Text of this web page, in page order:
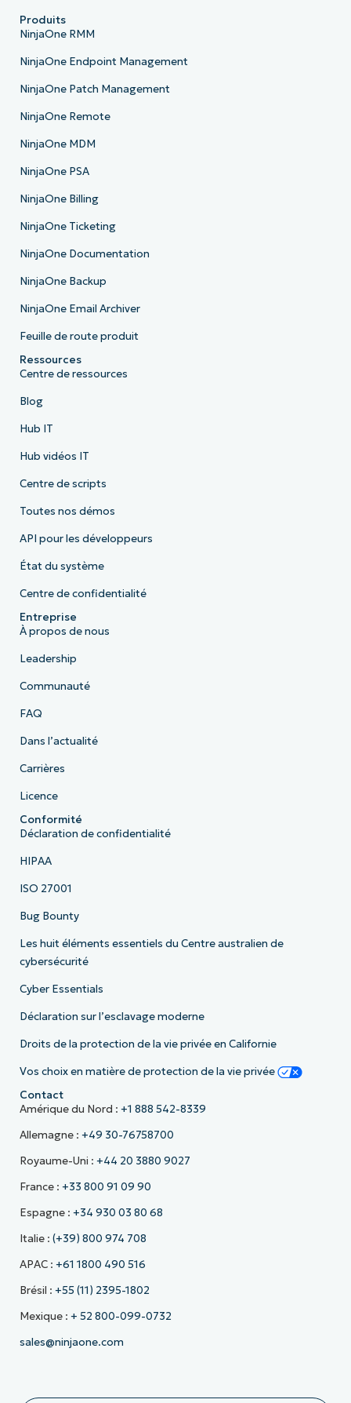
Produits
NinjaOne RMM
NinjaOne Endpoint Management
NinjaOne Patch Management
NinjaOne Remote
NinjaOne MDM
NinjaOne PSA
NinjaOne Billing
NinjaOne Ticketing
NinjaOne Documentation
NinjaOne Backup
NinjaOne Email Archiver
Feuille de route produit
Ressources
Centre de ressources
Blog
Hub IT
Hub vidéos IT
Centre de scripts
Toutes nos démos
API pour les développeurs
État du système
Centre de confidentialité
Entreprise
À propos de nous
Leadership
Communauté
FAQ
Dans l’actualité
Carrières
Licence
Conformité
Déclaration de confidentialité
HIPAA
ISO 27001
Bug Bounty
Les huit éléments essentiels du Centre australien de
cybersécurité
Cyber Essentials
Déclaration sur l’esclavage moderne
Droits de la protection de la vie privée en Californie
Vos choix en matière de protection de la vie privée
Contact
Amérique du Nord : +1 888 542-8339
Allemagne : +49 30-76758700
Royaume-Uni : +44 20 3880 9027
France : +33 800 91 09 90
Espagne : +34 930 03 80 68
Italie : (+39) 800 974 708
APAC : +61 1800 490 516
Brésil : +55 (11) 2395-1802
Mexique : + 52 800-099-0732
sales@ninjaone.com